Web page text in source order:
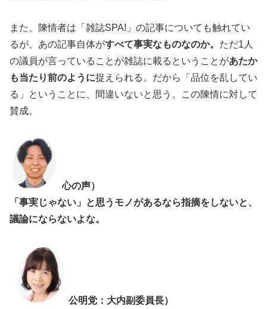
また、陳情者は「雑誌SPA!」の記事についても触れてい
るが、あの記事自体がすべて事実なものなのか。 ただ1人
の議員が言っていることが雑誌に載るということがあたか
も当たり前のように捉えられる。だから「品位を乱してい
る」ということに、間違いないと思う。この陳情に対して
賛成。
心の声）
「事実じゃない」と思うモノがあるなら指摘をしないと、
議論にならないよな。
公明党：大内副委員長）